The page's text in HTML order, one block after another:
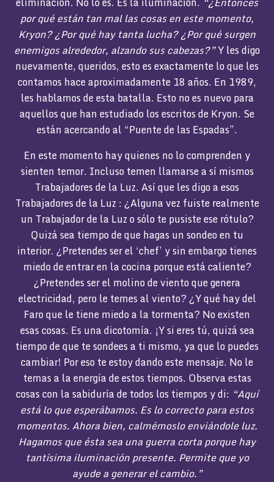
por qué están tan mal las cosas en este momento,
Kryon? ¿Por qué hay tanta lucha? ¿Por qué surgen
enemigos alrededor, alzando sus cabezas?”Y les digo
nuevamente, queridos, esto es exactamente lo que les
contamos hace aproximadamente 18 años. En 1989,
les hablamos de esta batalla. Esto no es nuevo para
aquellos que han estudiado los escritos de Kryon. Se
están acercando al “Puente de las Espadas”.
En este momento hay quienes no lo comprenden y
sienten temor. Incluso temen llamarse a sí mismos
Trabajadores de la Luz. Así que les digo a esos
Trabajadores de la Luz : ¿Alguna vez fuiste realmente
un Trabajador de la Luz o sólo te pusiste ese rótulo?
Quizá sea tiempo de que hagas un sondeo en tu
interior. ¿Pretendes ser el ‘chef’ y sin embargo tienes
miedo de entrar en la cocina porque está caliente?
¿Pretendes ser el molino de viento que genera
electricidad, pero le temes al viento? ¿Y qué hay del
Faro que le tiene miedo a la tormenta? No existen
esas cosas. Es una dicotomía. ¡Y si eres tú, quizá sea
tiempo de que te sondees a ti mismo, ya que lo puedes
cambiar! Por eso te estoy dando este mensaje. No le
temas a la energía de estos tiempos. Observa estas
cosas con la sabiduría de todos los tiempos y di: “Aquí
está lo que esperábamos. Es lo correcto para estos
momentos. Ahora bien, calmémoslo enviándole luz.
Hagamos que ésta sea una guerra corta porque hay
tantísima iluminación presente. Permite que yo
ayude a generar el cambio.”